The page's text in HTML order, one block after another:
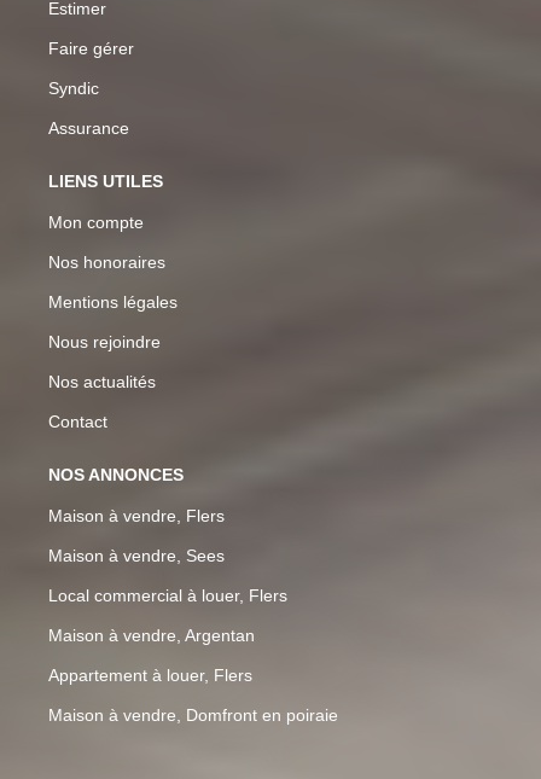
Estimer
Faire gérer
Syndic
Assurance
LIENS UTILES
Mon compte
Nos honoraires
Mentions légales
Nous rejoindre
Nos actualités
Contact
NOS ANNONCES
Maison à vendre, Flers
Maison à vendre, Sees
Local commercial à louer, Flers
Maison à vendre, Argentan
Appartement à louer, Flers
Maison à vendre, Domfront en poiraie